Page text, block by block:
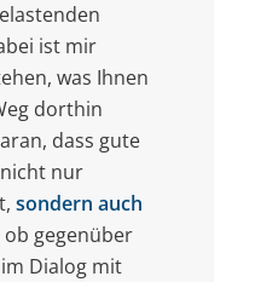
ist mir
was Ihnen
dorthin
dass gute
nur
sondern auch
gegenüber
Dialog mit